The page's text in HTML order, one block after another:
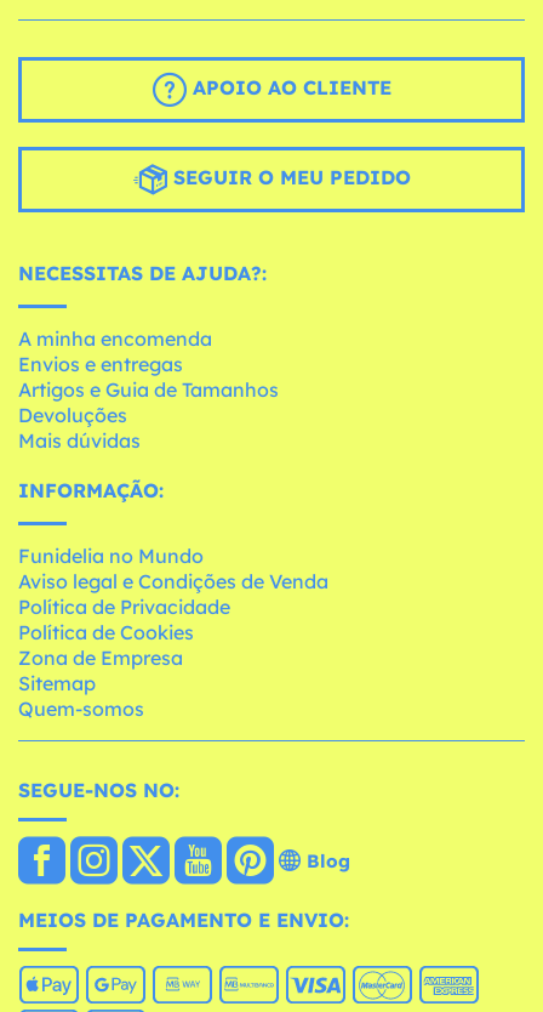
APOIO AO CLIENTE
SEGUIR O MEU PEDIDO
NECESSITAS DE AJUDA?:
A minha encomenda
Envios e entregas
Artigos e Guia de Tamanhos
Devoluções
Mais dúvidas
INFORMAÇÃO:
Funidelia no Mundo
Aviso legal e Condições de Venda
Política de Privacidade
Política de Cookies
Zona de Empresa
Sitemap
Quem-somos
SEGUE-NOS NO:
Blog
MEIOS DE PAGAMENTO E ENVIO: